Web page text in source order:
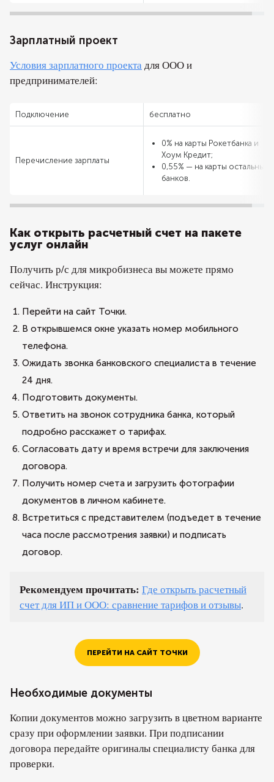
Зарплатный проект
Условия зарплатного проектадля ООО и
предпринимателей:
Подключение бесплатно
Перечисление зарплаты
0% на карты Рокетбанка и
Хоум Кредит;
0,55% — на карты остальных
банков.
Как открыть расчетный счет на пакете
услуг онлайн
Получить р/с для микробизнеса вы можете прямо
сейчас. Инструкция:
Перейти на сайт Точки.
В открывшемся окне указать номер мобильного
телефона.
Ожидать звонка банковского специалиста в течение
24 дня.
Подготовить документы.
Ответить на звонок сотрудника банка, который
подробно расскажет о тарифах.
Согласовать дату и время встречи для заключения
договора.
Получить номер счета и загрузить фотографии
документов в личном кабинете.
Встретиться с представителем (подъедет в течение
часа после рассмотрения заявки) и подписать
договор.
Рекомендуем прочитать: Где открыть расчетный
счет для ИП и ООО: сравнение тарифов и отзывы.
ПЕРЕЙТИ НА САЙТ ТОЧКИ
Необходимые документы
Копии документов можно загрузить в цветном варианте
сразу при оформлении заявки. При подписании
договора передайте оригиналы специалисту банка для
проверки.